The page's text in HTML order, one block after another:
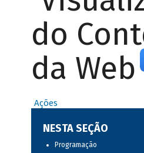
do
da Web
Ações
NESTA SEÇÃO
Programação